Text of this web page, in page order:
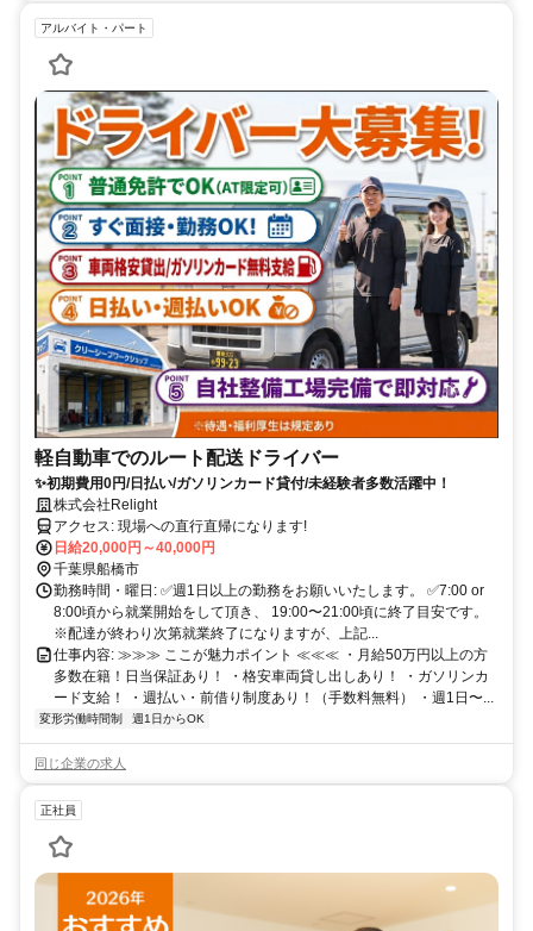
アルバイト・パート
軽自動車でのルート配送ドライバー
✨初期費用0円/日払い/ガソリンカード貸付/未経験者多数活躍中！
株式会社Relight
アクセス: 現場への直行直帰になります!
日給20,000円～40,000円
千葉県船橋市
勤務時間・曜日: ✅週1日以上の勤務をお願いいたします。 ✅7:00 or
8:00頃から就業開始をして頂き、 19:00〜21:00頃に終了目安です。
※配達が終わり次第就業終了になりますが、上記...
仕事内容: ≫≫≫ ここが魅力ポイント ≪≪≪ ・月給50万円以上の方
多数在籍！日当保証あり！ ・格安車両貸し出しあり！ ・ガソリンカ
ード支給！ ・週払い・前借り制度あり！（手数料無料） ・週1日〜...
変形労働時間制 週1日からOK
同じ企業の求人
正社員